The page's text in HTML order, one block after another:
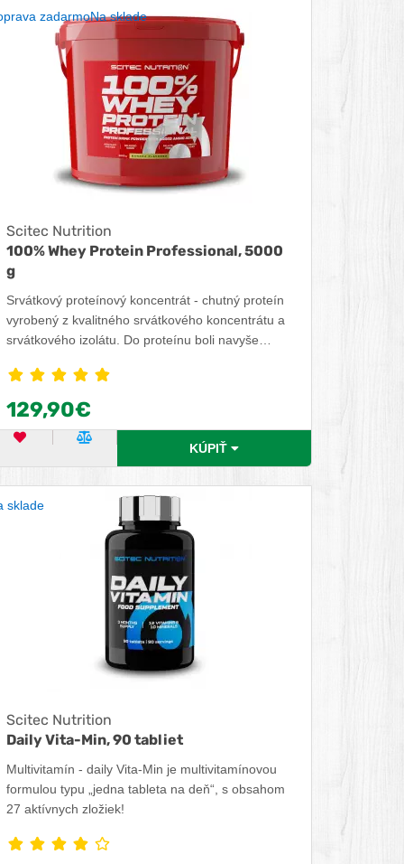
zadarmoNa sklade
Scitec Nutrition
100% Whey Protein Professional, 5000
g
Srvátkový proteínový koncentrát - chutný proteín
vyrobený z kvalitného srvátkového koncentrátu a
srvátkového izolátu. Do proteínu boli navyše
100% Whey Protein Professional, 5000 g zo
srvátkového proteínu, podporuje rast svalov, ich
ochranu a urýchľuje regeneráciu po náročnom
tréningu. Pridané tráviace enzýmy papaín a
129,90€
OBĽÚBENÝ PRODUKTPOROVNAŤ PRODUKT
KÚPIŤ
sklade
Scitec Nutrition
Daily Vita-Min, 90 tabliet
Multivitamín - daily Vita-Min je multivitamínovou
formulou typu „jedna tableta na deň“, s obsahom
27 aktívnych zložiek!